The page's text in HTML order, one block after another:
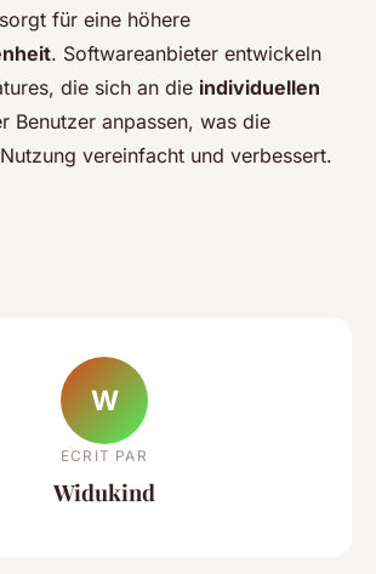
für eine höhere
. Softwareanbieter entwickeln
die sich an die individuellen
Benutzer anpassen, was die
vereinfacht und verbessert.
W
ECRIT PAR
Widukind